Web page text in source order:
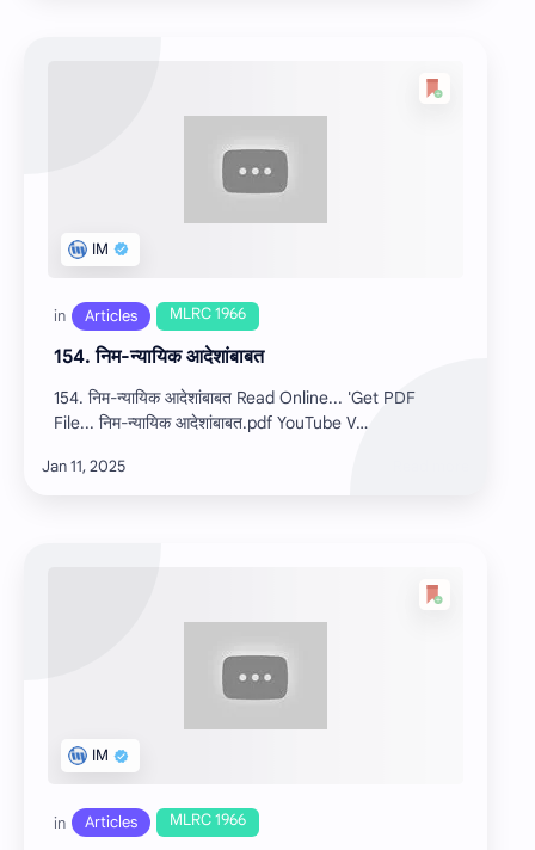
154. निम-न्यायिक आदेशांबाबत
154. निम-न्यायिक आदेशांबाबत Read Online... 'Get PDF
File... निम-न्यायिक आदेशांबाबत.pdf YouTube V…